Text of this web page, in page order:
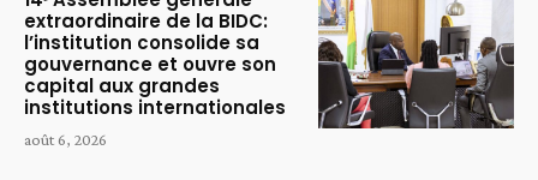
extraordinaire de la BIDC:
l’institution consolide sa
gouvernance et ouvre son
capital aux grandes
institutions internationales
août 6, 2026